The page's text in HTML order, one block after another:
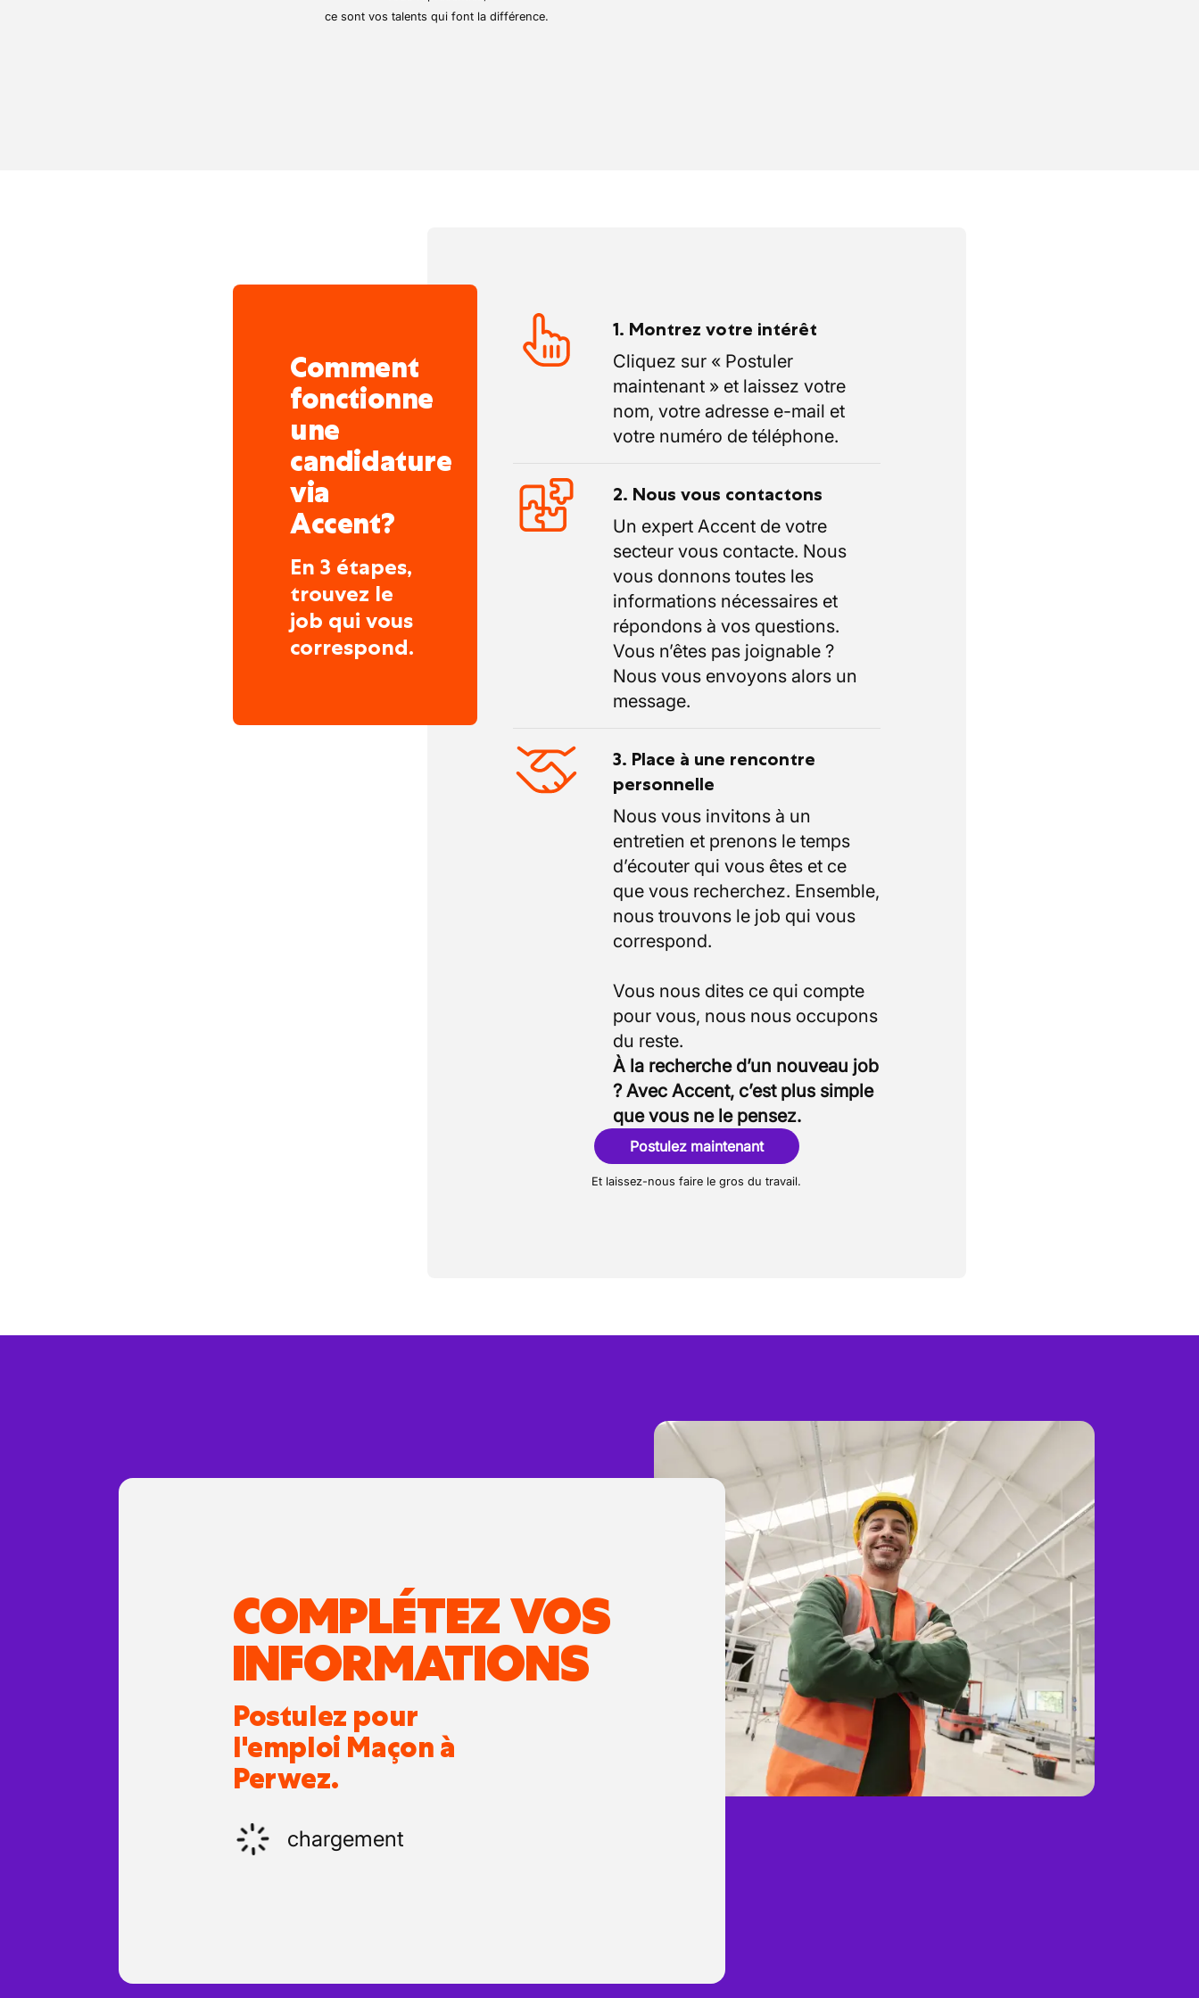
ce sont vos talents qui font la différence.
Comment
fonctionne
une
candidature
via
Accent?
En 3 étapes,
trouvez le
job qui vous
correspond.
1. Montrez votre intérêt
Cliquez sur « Postuler
maintenant » et laissez votre
nom, votre adresse e-mail et
votre numéro de téléphone.
2. Nous vous contactons
Un expert Accent de votre
secteur vous contacte. Nous
vous donnons toutes les
informations nécessaires et
répondons à vos questions.
Vous n’êtes pas joignable ?
Nous vous envoyons alors un
message.
3. Place à une rencontre
personnelle
Nous vous invitons à un
entretien et prenons le temps
d’écouter qui vous êtes et ce
que vous recherchez. Ensemble,
nous trouvons le job qui vous
correspond.
Vous nous dites ce qui compte
pour vous, nous nous occupons
À la recherche d’un nouveau job
? Avec Accent, c’est plus simple
que vous ne le pensez.
Postulez maintenant
Et laissez-nous faire le gros du travail.
COMPLÉTEZ VOS
INFORMATIONS
Postulez pour
l'emploi Maçon à
Perwez.
chargement